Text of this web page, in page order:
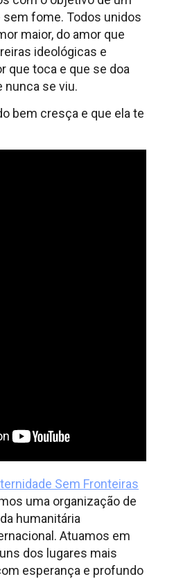
fome. Todos unidos
maior, do amor que
ideológicas e
que toca e que se doa
nunca se viu.
bem cresça e que ela te
Sem Fronteiras
uma organização de
humanitária
Atuamos em
dos lugares mais
esperança e profundo